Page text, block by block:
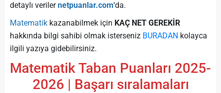
detaylı verilernetpuanlar.com‘da.
Matematik kazanabilmek için KAÇ NET GEREKİR
hakkında bilgi sahibi olmak isterseniz BURADAN kolayca
ilgili yazıya gidebilirsiniz.
Matematik Taban Puanları 2025-
2026 | Başarı sıralamaları